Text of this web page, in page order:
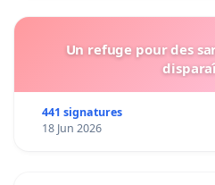
Un refuge pour des
441 signatures
18 Jun 2026